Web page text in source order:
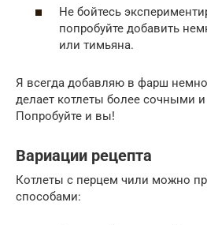
Не бойтесь
попробуйте добавить
или тимьяна.
Я всегда добавляю в фарш
делает котлеты более сочными
Попробуйте и вы!
Вариации рецепта
Котлеты с перцем чили можно
способами: